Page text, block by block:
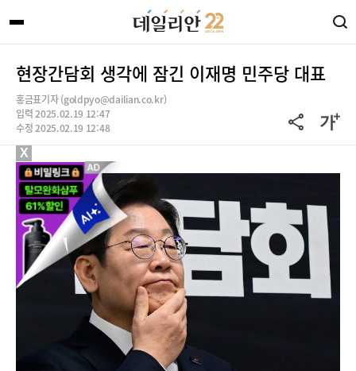
현장간담회 생각에 잠긴 이재명 민주당 대표
홍금표기자 (goldpyo@dailian.co.kr)
입력 2025.02.19 12:47
수정 2025.02.19 12:48
X